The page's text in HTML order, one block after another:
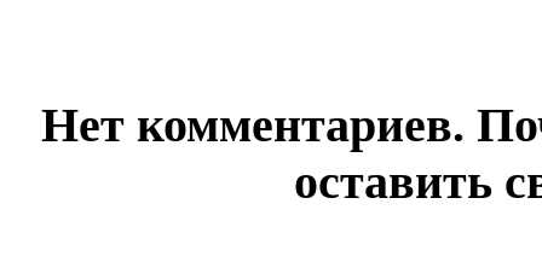
Нет комментариев.
оставить